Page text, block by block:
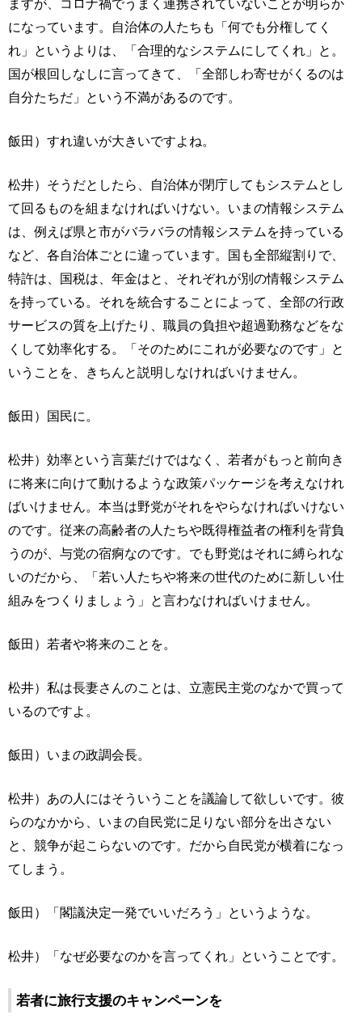
ますが、コロナ禍でうまく連携されていないことが明らか
になっています。自治体の人たちも「何でも分権してく
れ」というよりは、「合理的なシステムにしてくれ」と。
国が根回しなしに言ってきて、「全部しわ寄せがくるのは
自分たちだ」という不満があるのです。
飯田）すれ違いが大きいですよね。
松井）そうだとしたら、自治体が閉庁してもシステムとし
て回るものを組まなければいけない。いまの情報システム
は、例えば県と市がバラバラの情報システムを持っている
など、各自治体ごとに違っています。国も全部縦割りで、
特許は、国税は、年金はと、それぞれが別の情報システム
を持っている。それを統合することによって、全部の行政
サービスの質を上げたり、職員の負担や超過勤務などをな
くして効率化する。「そのためにこれが必要なのです」と
いうことを、きちんと説明しなければいけません。
飯田）国民に。
松井）効率という言葉だけではなく、若者がもっと前向き
に将来に向けて動けるような政策パッケージを考えなけれ
ばいけません。本当は野党がそれをやらなければいけない
のです。従来の高齢者の人たちや既得権益者の権利を背負
うのが、与党の宿痾なのです。でも野党はそれに縛られな
いのだから、「若い人たちや将来の世代のために新しい仕
組みをつくりましょう」と言わなければいけません。
飯田）若者や将来のことを。
松井）私は長妻さんのことは、立憲民主党のなかで買って
いるのですよ。
飯田）いまの政調会長。
松井）あの人にはそういうことを議論して欲しいです。彼
らのなかから、いまの自民党に足りない部分を出さない
と、競争が起こらないのです。だから自民党が横着になっ
てしまう。
飯田）「閣議決定一発でいいだろう」というような。
松井）「なぜ必要なのかを言ってくれ」ということです。
若者に旅行支援のキャンペーンを